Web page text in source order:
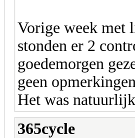
Vorige week met
stonden er 2
goedemorgen
geen
Het was
365cycle